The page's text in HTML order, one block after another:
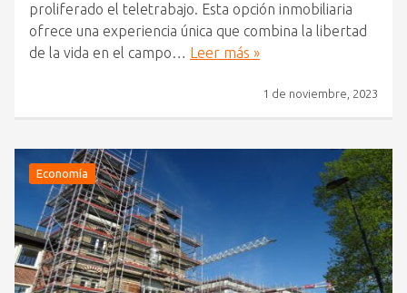
proliferado el teletrabajo. Esta opción inmobiliaria
ofrece una experiencia única que combina la libertad
de la vida en el campo… Leer más »
1 de noviembre, 2023
Economía